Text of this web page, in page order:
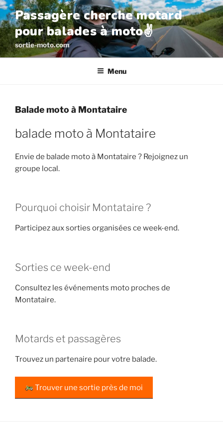
Aller
au
contenu
principal
Passagère cherche motard
pour balades à moto✌️
sortie-moto.com
Menu
Balade moto à Montataire
balade moto à Montataire
Envie de balade moto à Montataire ? Rejoignez un
groupe local.
Pourquoi choisir Montataire ?
Participez aux sorties organisées ce week-end.
Sorties ce week-end
Consultez les événements moto proches de
Montataire.
Motards et passagères
Trouvez un partenaire pour votre balade.
Trouver une sortie près de moi